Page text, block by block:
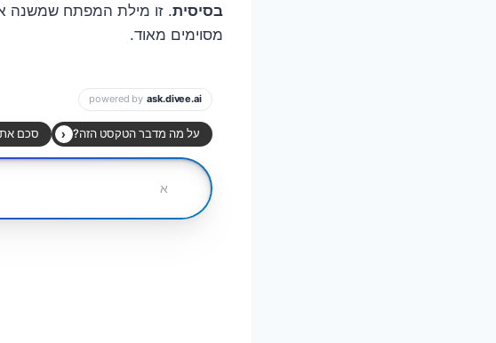
בסיסית. זו מילת המפתח שמשנה
מסוימים מאוד.